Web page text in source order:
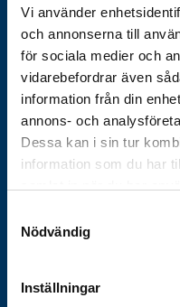
Vi använder
och annonserna till
för sociala medier och
vidarebefordrar även
information från din
annons- och
Dessa kan i sin tur
information som du har
Nödvändig
Inställningar
Historik
Nyhetsbrev
Varför Göthes
Våra varumärken
Koncernbolag
Försäljnings- och